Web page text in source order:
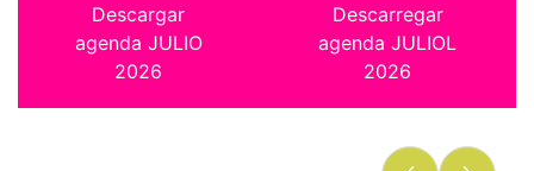
Descargar
agenda JULIO
2026
Descarregar
agenda JULIOL
2026